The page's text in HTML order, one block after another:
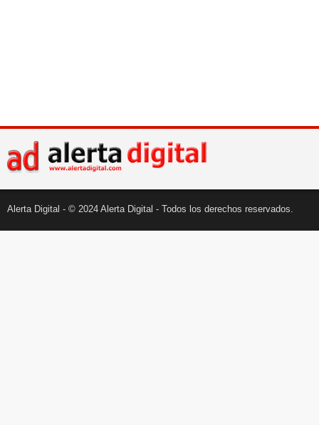
Alerta Digital - © 2024 Alerta Digital - Todos los derechos reservados.